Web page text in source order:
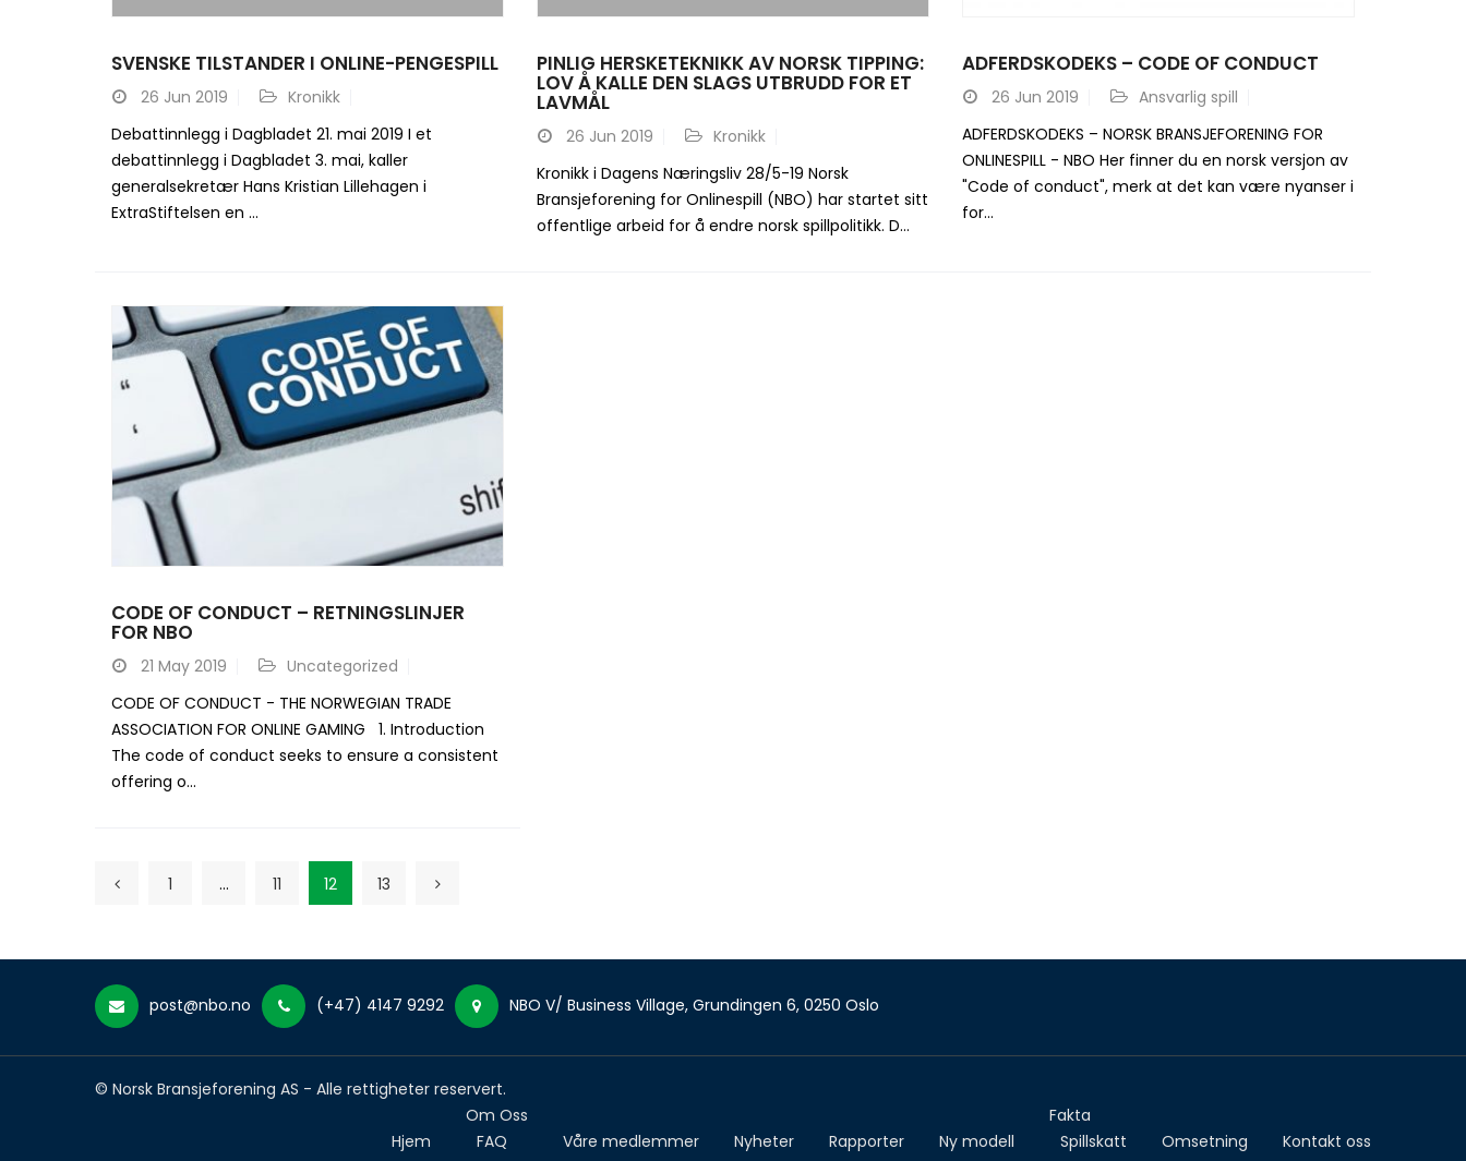
SVENSKE TILSTANDER I ONLINE-PENGESPILL
26 Jun 2019
Kronikk
Debattinnlegg i Dagbladet 21. mai 2019 I et
debattinnlegg i Dagbladet 3. mai, kaller
generalsekretær Hans Kristian Lillehagen i
ExtraStiftelsen en ...
PINLIG HERSKETEKNIKK AV NORSK TIPPING:
LOV Å KALLE DEN SLAGS UTBRUDD FOR ET
LAVMÅL
26 Jun 2019
Kronikk
Kronikk i Dagens Næringsliv 28/5-19 Norsk
Bransjeforening for Onlinespill (NBO) har startet sitt
offentlige arbeid for å endre norsk spillpolitikk. D...
ADFERDSKODEKS – CODE OF CONDUCT
26 Jun 2019
Ansvarlig spill
ADFERDSKODEKS – NORSK BRANSJEFORENING FOR
ONLINESPILL - NBO Her finner du en norsk versjon av
"Code of conduct", merk at det kan være nyanser i
for...
CODE OF CONDUCT – RETNINGSLINJER
FOR NBO
21 May 2019
Uncategorized
CODE OF CONDUCT - THE NORWEGIAN TRADE
ASSOCIATION FOR ONLINE GAMING 1. Introduction
The code of conduct seeks to ensure a consistent
offering o...
1 … 11 12 13
post@nbo.no (+47) 4147 9292 NBO V/ Business Village, Grundingen 6, 0250 Oslo
© Norsk Bransjeforening AS - Alle rettigheter reservert.
Hjem
Om Oss
FAQ
Våre medlemmer Nyheter Rapporter Ny modell
Fakta
Spillskatt
Omsetning Kontakt oss